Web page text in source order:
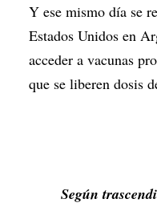
Y ese mismo día se
Estados Unidos en
acceder a vacunas
que se liberen dosis
Según